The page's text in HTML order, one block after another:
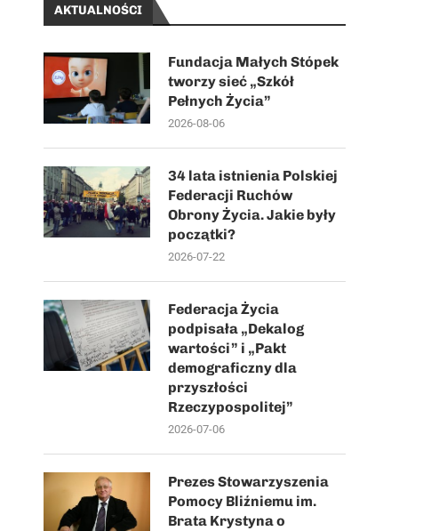
AKTUALNOŚCI
Fundacja Małych Stópek
tworzy sieć „Szkół
Pełnych Życia”
2026-08-06
34 lata istnienia Polskiej
Federacji Ruchów
Obrony Życia. Jakie były
początki?
2026-07-22
Federacja Życia
podpisała „Dekalog
wartości” i „Pakt
demograficzny dla
przyszłości
Rzeczypospolitej”
2026-07-06
Prezes Stowarzyszenia
Pomocy Bliźniemu im.
Brata Krystyna o